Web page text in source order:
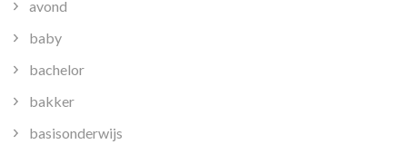
avond
baby
bachelor
bakker
basisonderwijs